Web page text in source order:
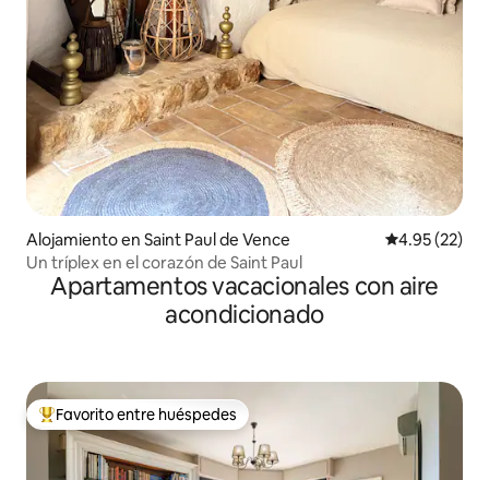
Alojamiento en Saint Paul de Vence Calificación
4.95 (22)
Un tríplex en el corazón de Saint Paul
Apartamentos vacacionales con aire
acondicionado
Favorito entre huéspedes preferido
Favorito entre huéspedes